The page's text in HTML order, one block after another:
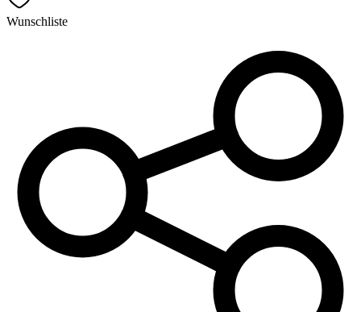
Wunschliste